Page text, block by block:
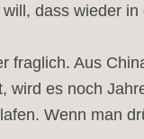
dass wieder
fraglich. Aus
es noch
Wenn man